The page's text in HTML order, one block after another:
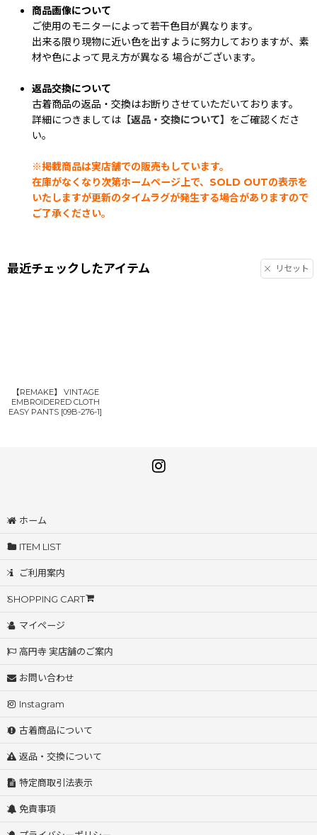
商品画像について
ご使用のモニターによって若干色目が異なります。
出来る限り現物に近い色を出すように努力しておりますが、素
材や色によって見え方が異なる 場合がございます。
返品交換について
古着商品の返品・交換はお断りさせていただいております。
詳細につきましては 【返品・交換について】 をご確認くださ
い。
※掲載商品は実店舗での販売もしています。
在庫がなくなり次第ホームページ上で、SOLD OUTの表示を
いたしますが更新のタイムラグが発生する場合がありますので
ご了承ください。
最近チェックしたアイテム リセット
【REMAKE】 VINTAGE
EMBROIDERED CLOTH
EASY PANTS [09B-276-1]
ホーム
ITEM LIST
ご利用案内
SHOPPING CART
マイページ
高円寺 実店舗のご案内
お問い合わせ
Instagram
古着商品について
返品・交換について
特定商取引法表示
免責事項